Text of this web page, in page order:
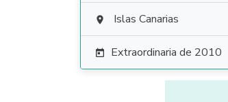
 Islas Canarias
 Extraordinaria de 2010